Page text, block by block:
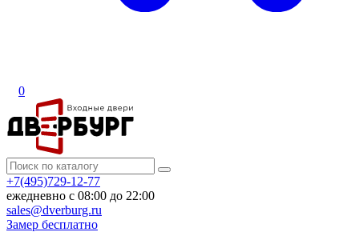
0
+7(495)729-12-77
ежедневно с 08:00 до 22:00
sales@dverburg.ru
Замер бесплатно